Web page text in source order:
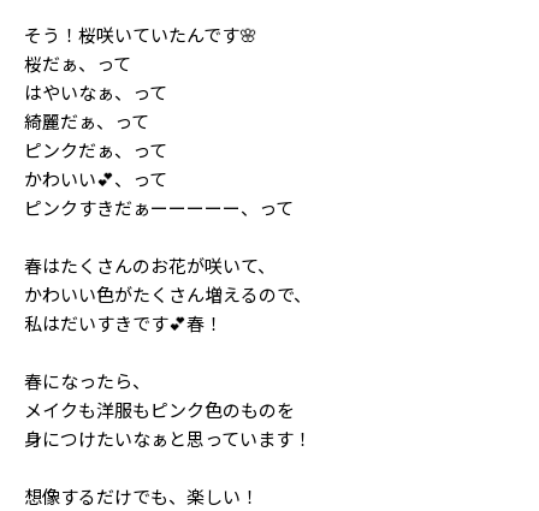
MAGAZINE
バックナンバー
INFORMATION
Seventeen
Follow us
ST member
新規会員登録・ログイン
そう！桜咲いていたんです🌸
桜だぁ、って
はやいなぁ、って
綺麗だぁ、って
ピンクだぁ、って
かわいい💕、って
ピンクすきだぁーーーーー、って
春はたくさんのお花が咲いて、
かわいい色がたくさん増えるので、
私はだいすきです💕春！
春になったら、
メイクも洋服もピンク色のものを
身につけたいなぁと思っています！
想像するだけでも、楽しい！